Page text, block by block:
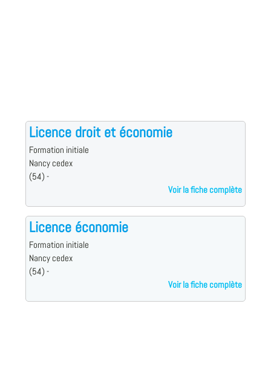
Licence droit et économie
Formation initiale
Nancy cedex
(54) -
Voir la fiche complète
Licence économie
Formation initiale
Nancy cedex
(54) -
Voir la fiche complète